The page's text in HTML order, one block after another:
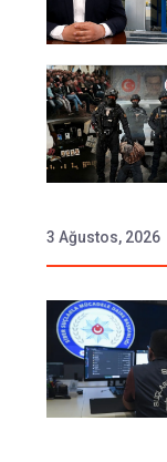
3 Ağustos, 2026